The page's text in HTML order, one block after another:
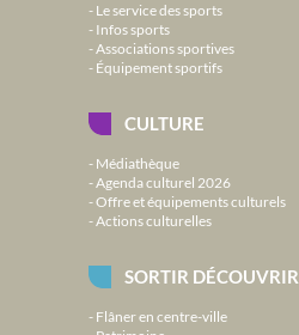
Le service des sports
Infos sports
Associations sportives
Équipement sportifs
CULTURE
Médiathèque
Agenda culturel 2026
Offre et équipements culturels
Actions culturelles
SORTIR DÉCOUVRIR
Flâner en centre-ville